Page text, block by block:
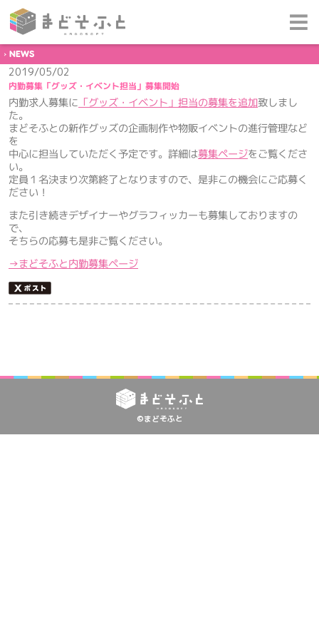
NEWS
2019/05/02
内勤募集「グッズ・イベント担当」募集開始
内勤求人募集に 「グッズ・イベント」担当の募集を追加致しまし
た。
まどそふとの新作グッズの企画制作や物販イベントの進行管理など
を
中心に担当していただく予定です。詳細は募集ページをご覧くださ
い。
定員１名決まり次第終了となりますので、是非この機会にご応募く
ださい！
また引き続きデザイナーやグラフィッカーも募集しておりますの
で、
そちらの応募も是非ご覧ください。
→まどそふと内勤募集ページ
©まどそふと